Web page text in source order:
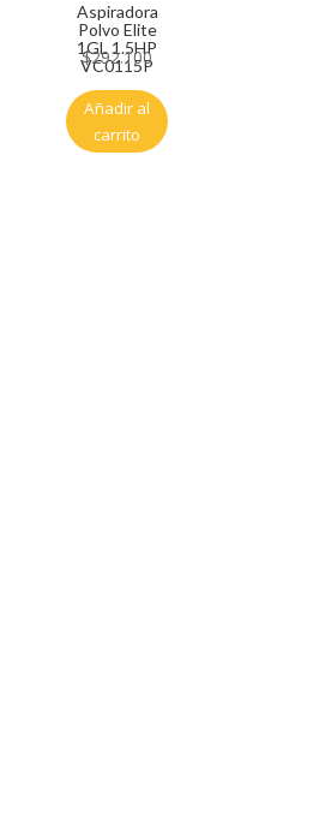
Aspiradora
Polvo Elite
1GL 1.5HP
VC0115P
$292.100
Añadir al
carrito